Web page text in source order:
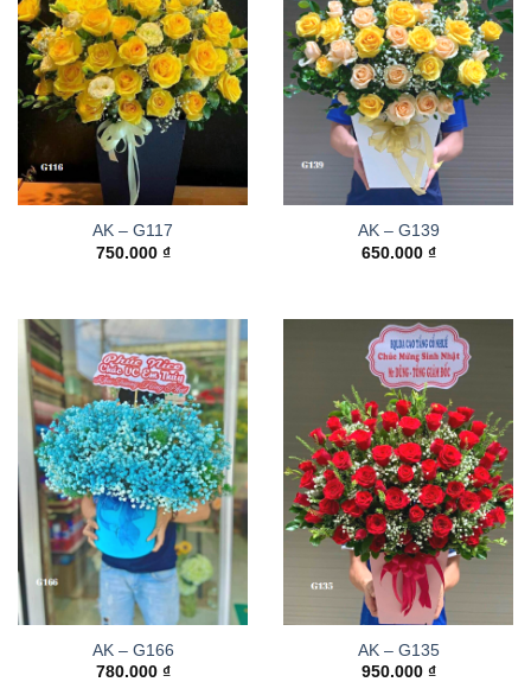
AK – G117
750.000 ₫
AK – G139
650.000 ₫
AK – G166
780.000 ₫
AK – G135
950.000 ₫